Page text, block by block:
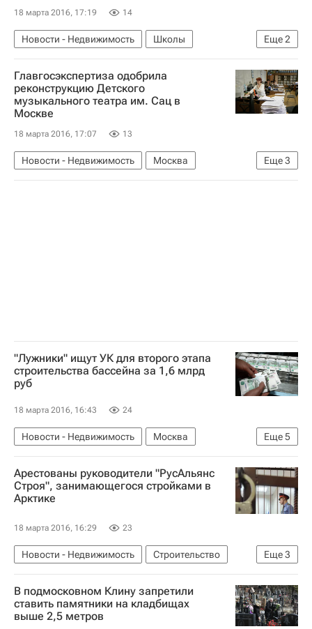
18 марта 2016, 17:19 14
Еще2
Новости - Недвижимость
Школы
Строительство
Россия
Главгосэкспертиза одобрила
реконструкцию Детского
музыкального театра им. Сац в
Москве
18 марта 2016, 17:07 13
Еще3
Новости - Недвижимость
Москва
Реконструкция
Театры Россия
"Лужники" ищут УК для второго этапа
строительства бассейна за 1,6 млрд
руб
18 марта 2016, 16:43 24
Еще5
Новости - Недвижимость
Москва
Строительство
Лужники
Спортивные объекты
Госзакупки Россия
Арестованы руководители "РусАльянс
Строя", занимающегося стройками в
Арктике
18 марта 2016, 16:29 23
Еще3
Новости - Недвижимость
Строительство
Мошенничество
Арест Россия
В подмосковном Клину запретили
ставить памятники на кладбищах
выше 2,5 метров